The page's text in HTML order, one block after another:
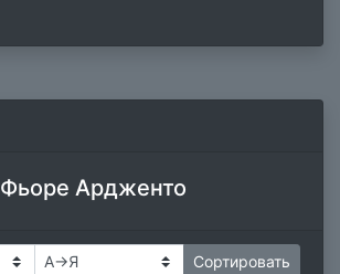
Фьоре Ардженто